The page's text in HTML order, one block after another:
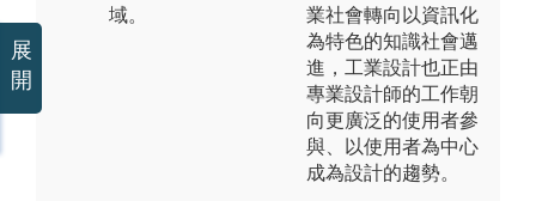
域。
業社會轉向以資訊化
為特色的知識社會邁
進，工業設計也正由
專業設計師的工作朝
向更廣泛的使用者參
與、以使用者為中心
成為設計的趨勢。
展
開